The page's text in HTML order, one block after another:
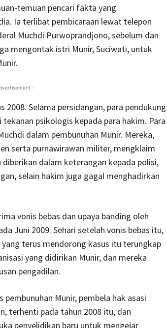
temuan pencari fakta yang
Ia terlibat pembicaraan lewat telepon
Muchdi Purwoprandjono, sebelum dan
mengontak istri Munir, Suciwati, untuk
-
2008. Selama persidangan, para pendukung
psikologis kepada para hakim. Para
dalam pembunuhan Munir. Mereka,
serta purnawirawan militer, mengklaim
dalam keterangan kepada polisi,
selain hakim juga gagal menghadirkan
vonis bebas dan upaya banding oleh
Juni 2009. Sehari setelah vonis bebas itu,
terus mendorong kasus itu terungkap
yang didirikan Munir, dan mereka
pengadilan.
Munir, pembela hak asasi
terhenti pada tahun 2008 itu, dan
penyelidikan baru untuk mengejar